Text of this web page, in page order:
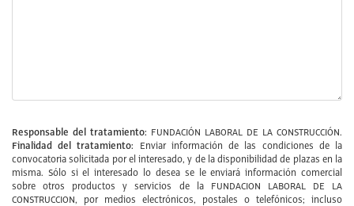
Responsable del tratamiento: FUNDACIÓN LABORAL DE LA CONSTRUCCIÓN.
Finalidad del tratamiento:
Enviar información de las condiciones de la
convocatoria solicitada por el interesado, y de la disponibilidad de plazas en la
misma. Sólo si el interesado lo desea se le enviará información comercial
sobre otros productos y servicios de la FUNDACION LABORAL DE LA
CONSTRUCCION, por medios electrónicos, postales o telefónicos; incluso